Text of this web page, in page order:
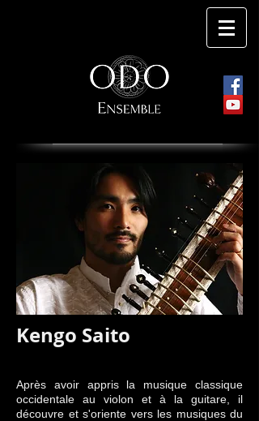
Kengo Saito
Après avoir appris la musique classique
occidentale au violon et à la guitare, il
découvre et s'oriente vers les musiques du